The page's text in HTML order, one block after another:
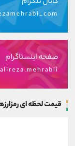
صفحه اینستاگرام
alireza.mehrabii
قیمت لحظه ای